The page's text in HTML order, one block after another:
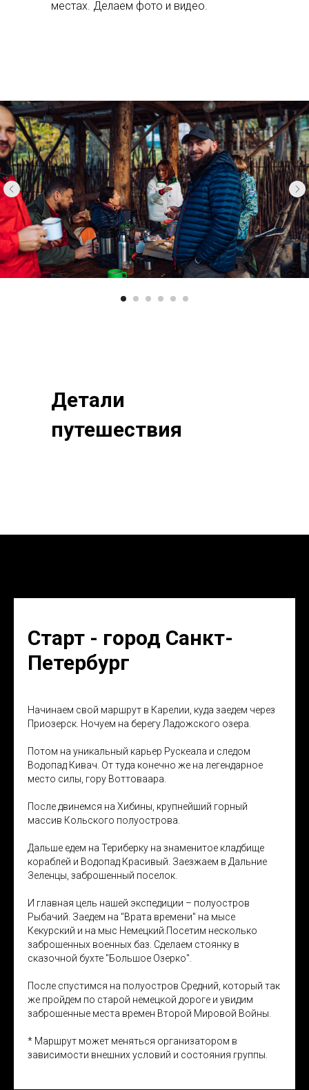
местах. Делаем фото и видео.
Детали
путешествия
Старт - город Санкт-
Петербург
Начинаем свой маршрут в Карелии, куда заедем через
Приозерск. Ночуем на берегу Ладожского озера.
Потом на уникальный карьер Рускеала и следом
Водопад Кивач. От туда конечно же на легендарное
место силы, гору Воттоваара.
После двинемся на Хибины, крупнейший горный
массив Кольского полуострова.
Дальше едем на Териберку на знаменитое кладбище
кораблей и Водопад Красивый. Заезжаем в Дальние
Зеленцы, заброшенный поселок.
И главная цель нашей экспедиции – полуостров
Рыбачий. Заедем на "Врата времени" на мысе
Кекурский и на мыс Немецкий.Посетим несколько
заброшенных военных баз. Сделаем стоянку в
сказочной бухте "Большое Озерко".
После спустимся на полуостров Средний, который так
же пройдем по старой немецкой дороге и увидим
заброшенные места времен Второй Мировой Войны.
* Маршрут может меняться организатором в
зависимости внешних условий и состояния группы.